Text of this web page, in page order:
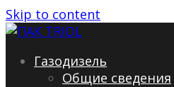
Skip to content
Газодизель
Общие сведения